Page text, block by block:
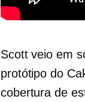
Scott veio em
protótipo do
cobertura de